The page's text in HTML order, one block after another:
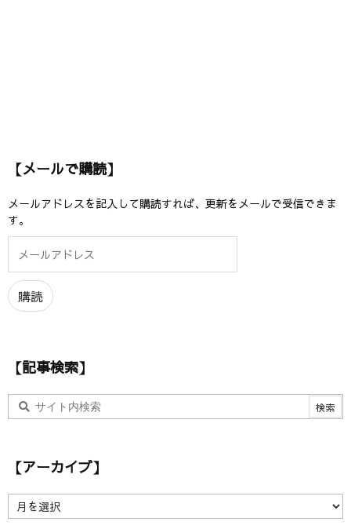
【メールで購読】
メールアドレスを記入して購読すれば、更新をメールで受信できま
す。
ル
ア
ド
購読
【記事検索】
【アーカイブ】
ア